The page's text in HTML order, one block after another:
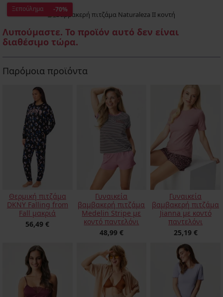
Ξεπούλημα -70%
Λυπούμαστε. Το προϊόν αυτό δεν είναι
διαθέσιμο τώρα.
Παρόμοια προϊόντα
Θερμική πιτζάμα
DKNY Falling from
Fall μακριά
56,49 €
Γυναικεία
βαμβακερή πιτζάμα
Medelin Stripe με
κοντό παντελόνι
48,99 €
Γυναικεία
βαμβακερή πιτζάμα
Jianna με κοντό
παντελόνι
25,19 €